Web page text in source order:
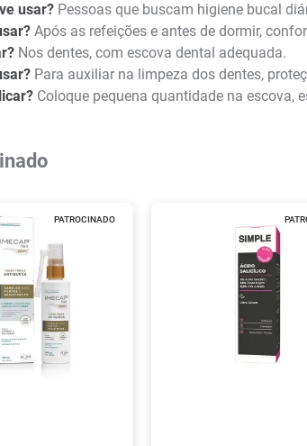
usar? Pessoas que buscam higiene bucal
Após as refeições e antes de dormir,
Nos dentes, com escova dental adequada.
Para auxiliar na limpeza dos dentes,
Coloque pequena quantidade na escova,
PATROCINADO